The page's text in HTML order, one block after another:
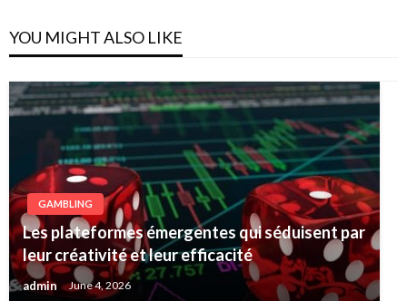
YOU MIGHT ALSO LIKE
GAMBLING
Les plateformes émergentes qui séduisent par
leur créativité et leur efficacité
admin June 4, 2026